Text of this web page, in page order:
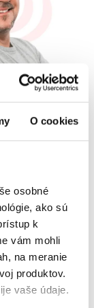
O cookies
osobné
ako sú
k
vám mohli
na meranie
produktov.
vaše údaje.
pozrú na
nad tým,
v
očistenie
biblický
je len